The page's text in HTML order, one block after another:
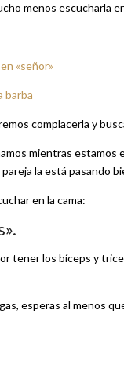
menos escucharla
«señor»
barba
complacerla y
mientras
la está pasando
en la cama:
tener los bíceps y
esperas al menos